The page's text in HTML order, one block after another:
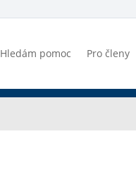
Hledám pomoc Pro členy